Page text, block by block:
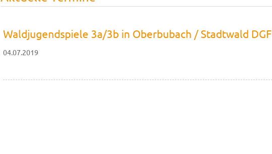
Waldjugendspiele 3a/3b in Oberbubach / Stadtwald DGF
04.07.2019